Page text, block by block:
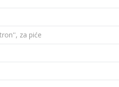
za piće